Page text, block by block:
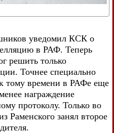
уведомил КСК о
в РАФ. Теперь
решить только
Точнее специально
тому времени в РАФе еще
награждение
протоколу. Только во
Раменского занял второе